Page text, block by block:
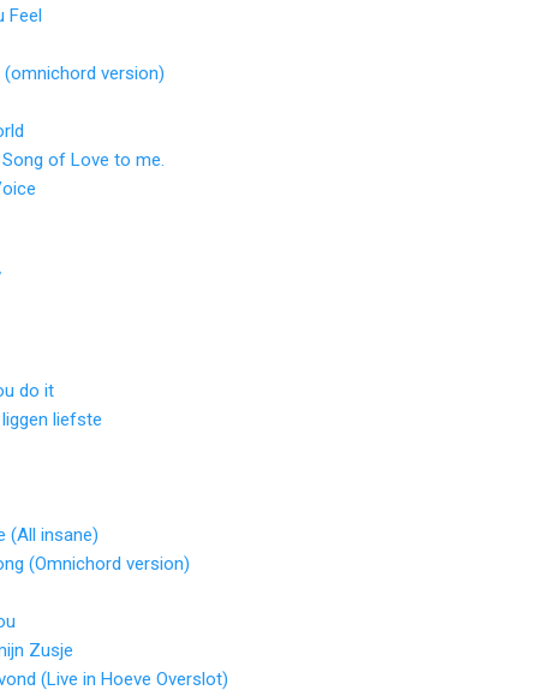
Feel
(omnichord version)
of Love to me.
do it
liefste
(All insane)
(Omnichord version)
Zusje
(Live in Hoeve Overslot)